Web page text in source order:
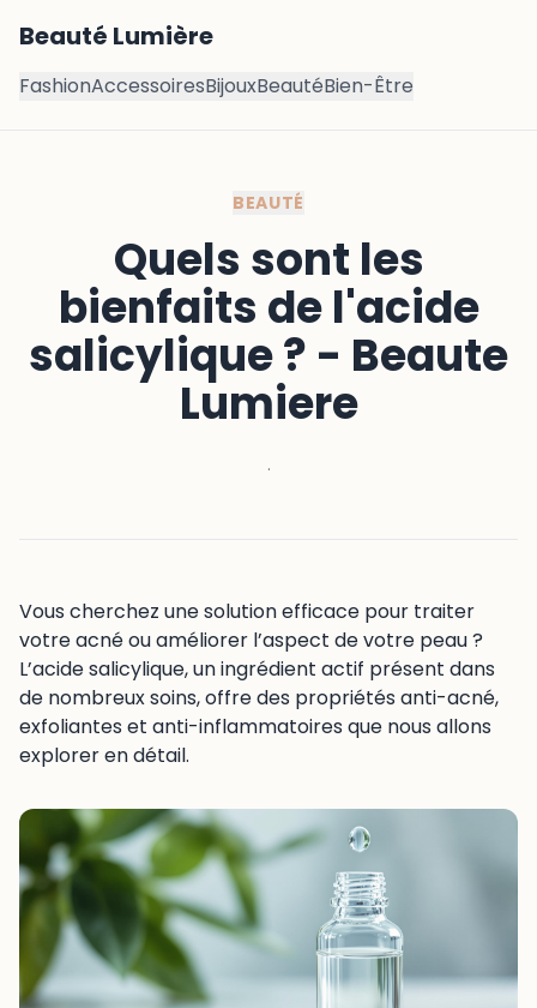
Beauté Lumière
FashionAccessoiresBijouxBeautéBien-Être
BEAUTÉ
Quels sont les
bienfaits de l'acide
salicylique ? - Beaute
Lumiere
·
Vous cherchez une solution efficace pour traiter
votre acné ou améliorer l’aspect de votre peau ?
L’acide salicylique, un ingrédient actif présent dans
de nombreux soins, offre des propriétés anti-acné,
exfoliantes et anti-inflammatoires que nous allons
explorer en détail.